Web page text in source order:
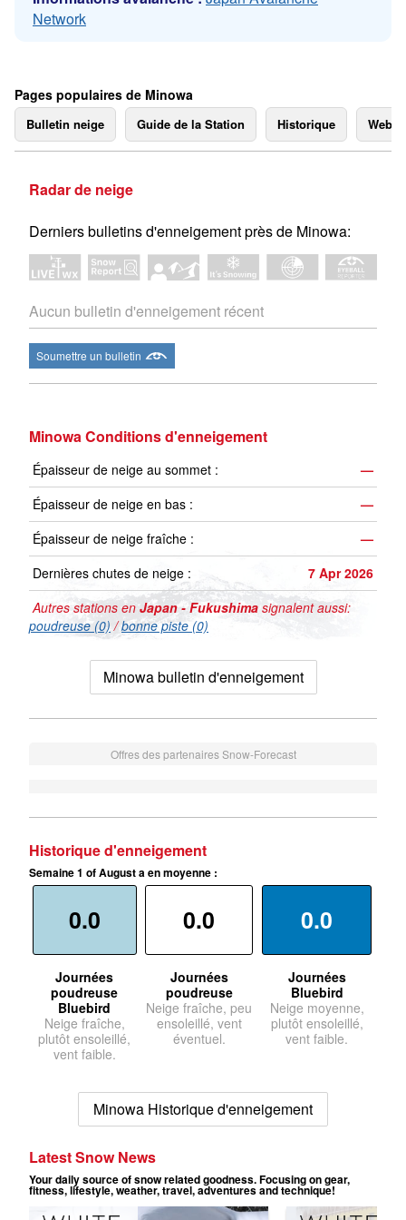
Network
Pages populaires de Minowa
Bulletin neige Guide de la Station Historique
Radar de neige
Derniers bulletins d'enneigement près de Minowa:
Aucun bulletin d'enneigement récent
Soumettre un bulletin
Minowa Conditions d'enneigement
Épaisseur de neige au sommet :
—
Épaisseur de neige en bas :
—
Épaisseur de neige fraîche :
—
Dernières chutes de neige :
7 Apr 2026
Autres stations en Japan - Fukushima signalent aussi:
poudreuse (0) /bonne piste (0)
Minowa bulletin d'enneigement
Offres des partenaires Snow-Forecast
Historique d'enneigement
Semaine 1 of August a en moyenne :
0.0
Journées
poudreuse
Bluebird
Neige fraîche,
plutôt ensoleillé,
vent faible.
0.0
Journées
poudreuse
Neige fraîche, peu
ensoleillé, vent
éventuel.
0.0
Journées
Bluebird
Neige moyenne,
plutôt ensoleillé,
vent faible.
Minowa Historique d'enneigement